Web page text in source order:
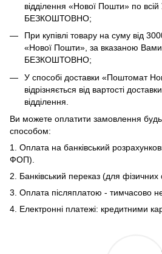
відділення «Нової Пошти» по всій
БЕЗКОШТОВНО;
При купівлі товару на суму від
«Нової Пошти», за вказаною
БЕЗКОШТОВНО;
У способі доставки «Поштомат
відрізняється від вартості
відділення.
Ви можете оплатити замовлення
способом:
1. Оплата на банківський
ФОП).
2. Банківський переказ (для фізичних
3. Оплата післяплатою - тимчасово
4. Електронні платежі: кредитними